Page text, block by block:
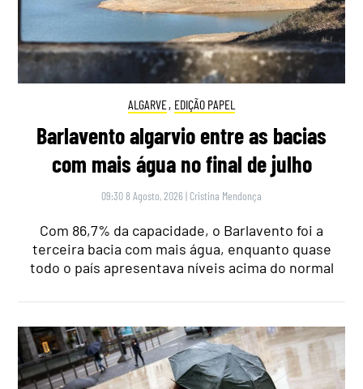
ALGARVE, EDIÇÃO PAPEL
Barlavento algarvio entre as bacias
com mais água no final de julho
09:30 8 Agosto, 2026 | Cristina Mendonça
Com 86,7% da capacidade, o Barlavento foi a
terceira bacia com mais água, enquanto quase
todo o país apresentava níveis acima do normal